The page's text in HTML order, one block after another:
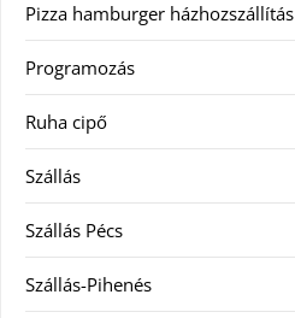
Pizza hamburger házhozszállítás
Programozás
Ruha cipő
Szállás
Szállás Pécs
Szállás-Pihenés